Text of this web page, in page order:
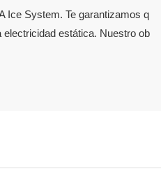
Ice System. Te garantizamos q
estática. Nuestro ob